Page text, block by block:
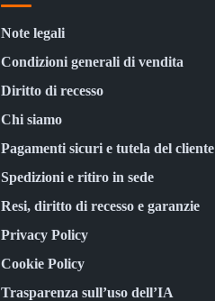
Note legali
Condizioni generali di vendita
Diritto di recesso
Chi siamo
Pagamenti sicuri e tutela del cliente
Spedizioni e ritiro in sede
Resi, diritto di recesso e garanzie
Privacy Policy
Cookie Policy
Trasparenza sull’uso dell’IA